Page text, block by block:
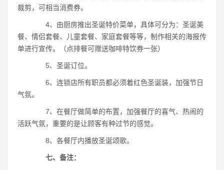
裁剪，可相当消费券。
4、由厨房推出圣诞特价菜单，具体可分为：圣诞美
餐、情侣套餐、儿童套餐、家庭套餐等等，制作相关的海报传
单进行宣传。（点排餐可赠送咖啡特饮券一张）
5、圣诞订位。
6、连锁店所有职员都必须着红色圣诞装，加强节日
气氛。
7、在餐厅做简单的布置，加强餐厅的喜气、热闹的
活跃气氛，重要的是让顾客有种过节的感觉。
8、各餐厅内播放圣诞颂歌。
七、备注：